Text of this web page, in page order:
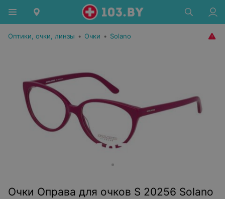
Оптики, очки, линзы • Очки • Solano
Очки Оправа для очков S 20256 Solano